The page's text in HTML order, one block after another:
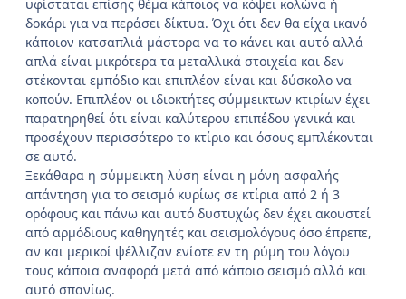
υφίσταται επίσης θέμα κάποιος να κόψει κολώνα ή
δοκάρι για να περάσει δίκτυα. Όχι ότι δεν θα είχα ικανό
κάποιον κατσαπλιά μάστορα να το κάνει και αυτό αλλά
απλά είναι μικρότερα τα μεταλλικά στοιχεία και δεν
στέκονται εμπόδιο και επιπλέον είναι και δύσκολο να
κοπούν. Επιπλέον οι ιδιοκτήτες σύμμεικτων κτιρίων έχει
παρατηρηθεί ότι είναι καλύτερου επιπέδου γενικά και
προσέχουν περισσότερο το κτίριο και όσους εμπλέκονται
σε αυτό.
Ξεκάθαρα η σύμμεικτη λύση είναι η μόνη ασφαλής
απάντηση για το σεισμό κυρίως σε κτίρια από 2 ή 3
ορόφους και πάνω και αυτό δυστυχώς δεν έχει ακουστεί
από αρμόδιους καθηγητές και σεισμολόγους όσο έπρεπε,
αν και μερικοί ψέλλιζαν ενίοτε εν τη ρύμη του λόγου
τους κάποια αναφορά μετά από κάποιο σεισμό αλλά και
αυτό σπανίως.